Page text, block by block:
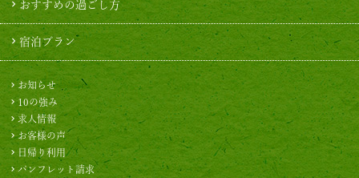
おすすめの過ごし方
宿泊プラン
お知らせ
10の強み
求人情報
お客様の声
日帰り利用
パンフレット請求